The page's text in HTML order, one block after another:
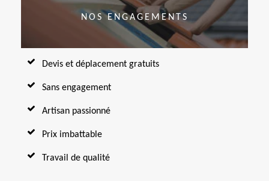
NOS ENGAGEMENTS
Devis et déplacement gratuits
Sans engagement
Artisan passionné
Prix imbattable
Travail de qualité